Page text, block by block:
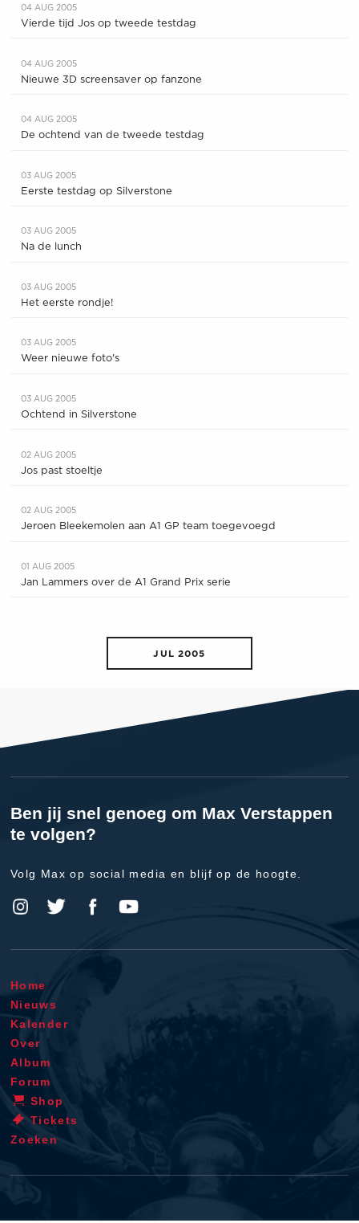
04 AUG 2005
Vierde tijd Jos op tweede testdag
04 AUG 2005
Nieuwe 3D screensaver op fanzone
04 AUG 2005
De ochtend van de tweede testdag
03 AUG 2005
Eerste testdag op Silverstone
03 AUG 2005
Na de lunch
03 AUG 2005
Het eerste rondje!
03 AUG 2005
Weer nieuwe foto's
03 AUG 2005
Ochtend in Silverstone
02 AUG 2005
Jos past stoeltje
02 AUG 2005
Jeroen Bleekemolen aan A1 GP team toegevoegd
01 AUG 2005
Jan Lammers over de A1 Grand Prix serie
JUL 2005
Ben jij snel genoeg om Max Verstappen
te volgen?
Volg Max op social media en blijf op de hoogte.
Home
Nieuws
Kalender
Over
Album
Forum
Shop
Tickets
Zoeken